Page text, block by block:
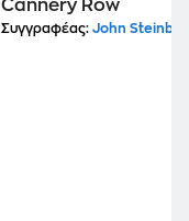
Cannery Row
Συγγραφέας: John